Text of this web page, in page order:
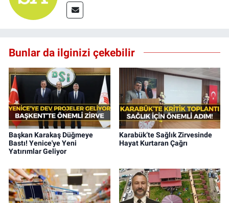
Bunlar da ilginizi çekebilir
Başkan Karakaş Düğmeye
Bastı! Yenice'ye Yeni
Yatırımlar Geliyor
Karabük’te Sağlık Zirvesinde
Hayat Kurtaran Çağrı